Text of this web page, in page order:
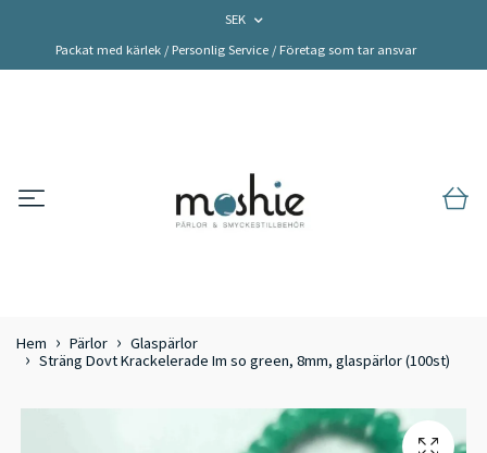
SEK
Packat med kärlek / Personlig Service / Företag som tar ansvar
Hem Pärlor
Glaspärlor
Sträng Dovt Krackelerade Im so green, 8mm, glaspärlor (100st)